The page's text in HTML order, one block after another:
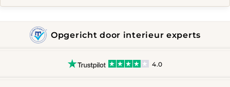
Opgericht door interieur experts
4.0